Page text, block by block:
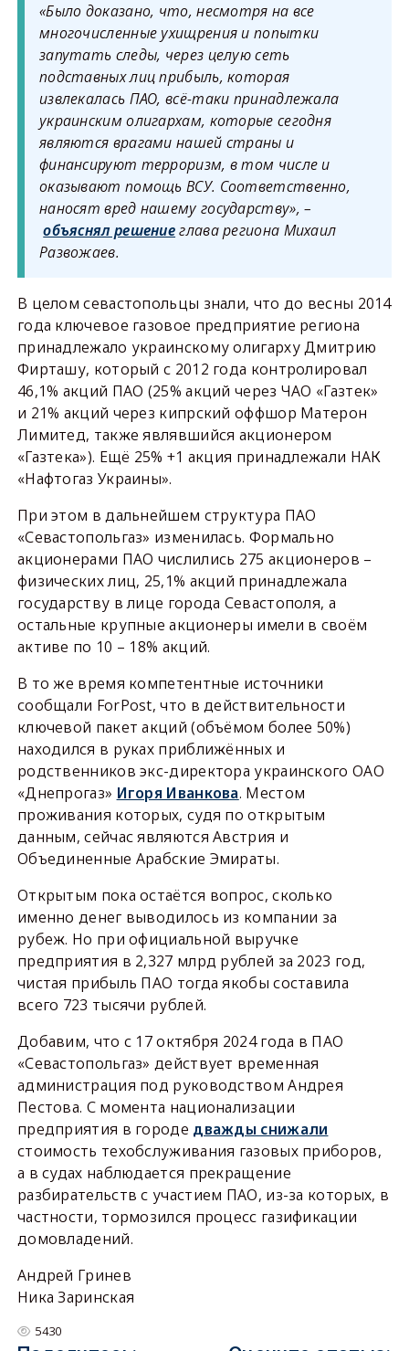
«Было доказано, что, несмотря на все
многочисленные ухищрения и попытки
запутать следы, через целую сеть
подставных лиц прибыль, которая
извлекалась ПАО, всё-таки принадлежала
украинским олигархам, которые сегодня
являются врагами нашей страны и
финансируют терроризм, в том числе и
оказывают помощь ВСУ. Соответственно,
наносят вред нашему государству», –
объяснял решениеглава региона Михаил
Развожаев.
В целом севастопольцы знали, что до весны 2014
года ключевое газовое предприятие региона
принадлежало украинскому олигарху Дмитрию
Фирташу, который с 2012 года контролировал
46,1% акций ПАО (25% акций через ЧАО «Газтек»
и 21% акций через кипрский оффшор Матерон
Лимитед, также являвшийся акционером
«Газтека»). Ещё 25% +1 акция принадлежали НАК
«Нафтогаз Украины».
При этом в дальнейшем структура ПАО
«Севастопольгаз» изменилась. Формально
акционерами ПАО числились 275 акционеров –
физических лиц, 25,1% акций принадлежала
государству в лице города Севастополя, а
остальные крупные акционеры имели в своём
активе по 10 – 18% акций.
В то же время компетентные источники
сообщали ForPost, что в действительности
ключевой пакет акций (объёмом более 50%)
находился в руках приближённых и
родственников экс-директора украинского ОАО
«Днепрогаз» Игоря Иванкова. Местом
проживания которых, судя по открытым
данным, сейчас являются Австрия и
Объединенные Арабские Эмираты.
Открытым пока остаётся вопрос, сколько
именно денег выводилось из компании за
рубеж. Но при официальной выручке
предприятия в 2,327 млрд рублей за 2023 год,
чистая прибыль ПАО тогда якобы составила
всего 723 тысячи рублей.
Добавим, что с 17 октября 2024 года в ПАО
«Севастопольгаз» действует временная
администрация под руководством Андрея
Пестова. С момента национализации
предприятия в городе дважды снижали
стоимость техобслуживания газовых приборов,
а в судах наблюдается прекращение
разбирательств с участием ПАО, из-за которых, в
частности, тормозился процесс газификации
домовладений.
Андрей Гринев
Ника Заринская
5430